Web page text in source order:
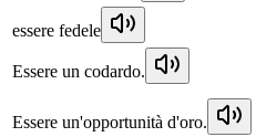
essere fedele
Essere un codardo.
Essere un'opportunità d'oro.